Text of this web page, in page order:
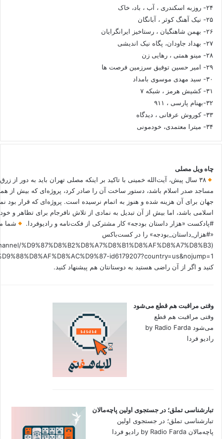
۲۴- روزبه اسکندری ، آب ، باد، خاک
۲۵- نیک آهنگ کوثر ، آبانگان
۲۶- بهمن شاهنگیان ، رستاخیز ایرانگرایان
۲۷- بهداد جاودان، پگاه نیک اندیشی
۲۸- مینو همتی ، رهایی زن
۲۹- امیر حسین توفیق سرزمین فرصت ها
۳۰- سید مهدی موسوی بامداد
۳۱- کشیش هرمز ، شبکه ۷
۳۲-بهنام پارسی ، ۹۱۱
۳۳- کوروش عرفانی ، دیدگاه
۳۴- میترا معتمدی، خودمونی
چاه ویل مصلی
۳۸ سال پیش، آیت‌الله خمینی با تاکید بر اینکه مصلی تهران باید به دور از
مساجد صدر اسلام باشد، دستور ساخت آن را صادر کرد، پروژه‌ای که بیش از
جهان برای آن هزینه شده و هنوز به اتمام نرسیده است. پروژه‌ای که قرار بود
اسلامی باشد، اما بیش از آن تبدیل به نمادی از تلاش نافرجام برای تظاهر و
#پادکست «هزار داستان بودجه» کار مشترکی از فکت‌نامه و رادیوفردا.
شما
«#هزار_داستان_بودجه» را در کست‌باکس
%D9%87%D8%B2%D8%A7%D8%B1%D8%AF%D8%A7%D8%B3
کنید و اگر از آن راضی هستید به دوستانتان هم پیشنهاد کنید.
وقتی مراقبت هم قطع می‌شود
وقتی مراقبت هم قطع
می‌شود by Radio Farda
رادیو فردا
تبارشناسی تملق؛ در جستجوی اولین‌ پاچه‌مالان
تبارشناسی تملق؛ در جستجوی اولین‌
پاچه‌مالان by Radio Farda رادیو فردا